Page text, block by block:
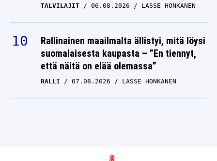
TALVILAJIT 06.08.2026 LASSE HONKANEN
Rallinainen maailmalta ällistyi, mitä löysi
suomalaisesta kaupasta – ”En tiennyt,
että näitä on elää olemassa”
RALLI 07.08.2026 LASSE HONKANEN